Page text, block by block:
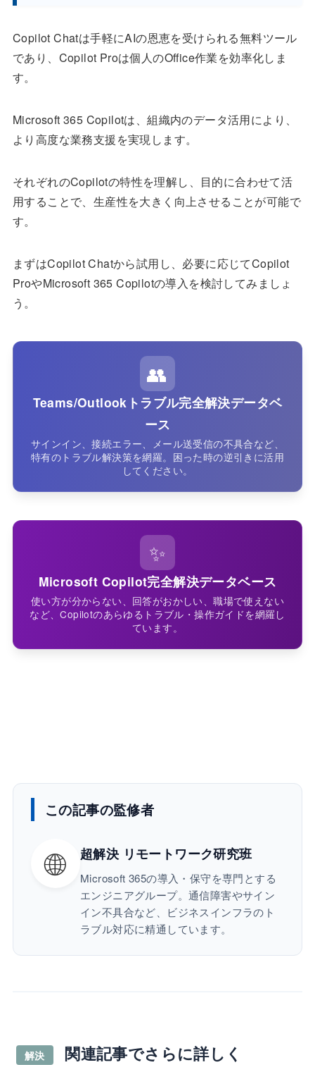
Copilot Chatは手軽にAIの恩恵を受けられる無料ツール
であり、Copilot Proは個人のOffice作業を効率化しま
す。
Microsoft 365 Copilotは、組織内のデータ活用により、
より高度な業務支援を実現します。
それぞれのCopilotの特性を理解し、目的に合わせて活
用することで、生産性を大きく向上させることが可能で
す。
まずはCopilot Chatから試用し、必要に応じてCopilot
ProやMicrosoft 365 Copilotの導入を検討してみましょ
う。
👥
Teams/Outlookトラブル完全解決データベ
ース
サインイン、接続エラー、メール送受信の不具合など、
特有のトラブル解決策を網羅。困った時の逆引きに活用
してください。
✨
Microsoft Copilot完全解決データベース
使い方が分からない、回答がおかしい、職場で使えない
など、Copilotのあらゆるトラブル・操作ガイドを網羅し
ています。
この記事の監修者
🌐 超解決 リモートワーク研究班
Microsoft 365の導入・保守を専門とする
エンジニアグループ。通信障害やサイン
イン不具合など、ビジネスインフラのト
ラブル対応に精通しています。
解決 関連記事でさらに詳しく